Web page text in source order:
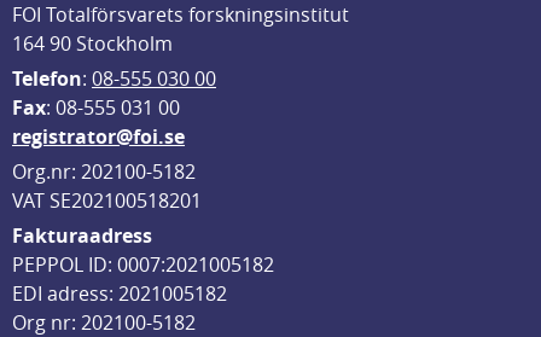
FOI Totalförsvarets forskningsinstitut
164 90 Stockholm
Telefon: 08-555 030 00
Fax: 08-555 031 00
registrator@foi.se
Org.nr: 202100-5182
VAT SE202100518201
Fakturaadress
PEPPOL ID: 0007:2021005182
EDI adress: 2021005182
Org nr: 202100-5182